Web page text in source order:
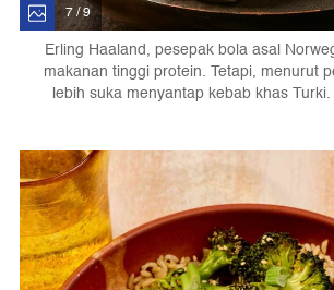
7 / 9
Erling Haaland, pesepak bola asal
makanan tinggi protein. Tetapi, menurut
lebih suka menyantap kebab khas